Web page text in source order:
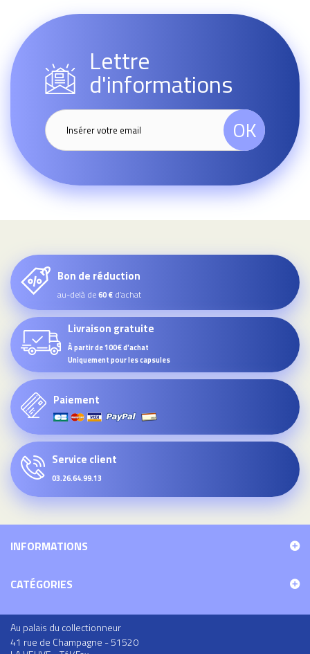
Lettre
d'informations
OK
Bon de réduction
au-delà de60 € d’achat
Livraison gratuite
À partir de 100€ d'achat
Uniquement pour les capsules
Paiement
Service client
03.26.64.99.13
INFORMATIONS
CATÉGORIES
Au palais du collectionneur
41 rue de Champagne - 51520